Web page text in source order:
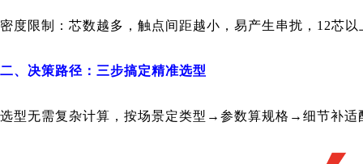
密度限制：芯数越多，触点间距越小，易产生串扰，12芯
二、决策路径：三步搞定精准选型
选型无需复杂计算，按场景定类型→参数算规格→细节补适